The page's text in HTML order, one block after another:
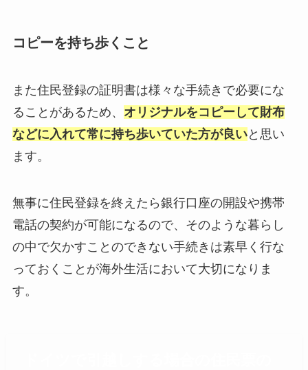
コピーを持ち歩くこと
また住民登録の証明書は様々な手続きで必要にな
ることがあるため、 オリジナルをコピーして財布
などに入れて常に持ち歩いていた方が良いと思い
ます。
無事に住民登録を終えたら銀行口座の開設や携帯
電話の契約が可能になるので、そのような暮らし
の中で欠かすことのできない手続きは素早く行な
っておくことが海外生活において大切になりま
す。